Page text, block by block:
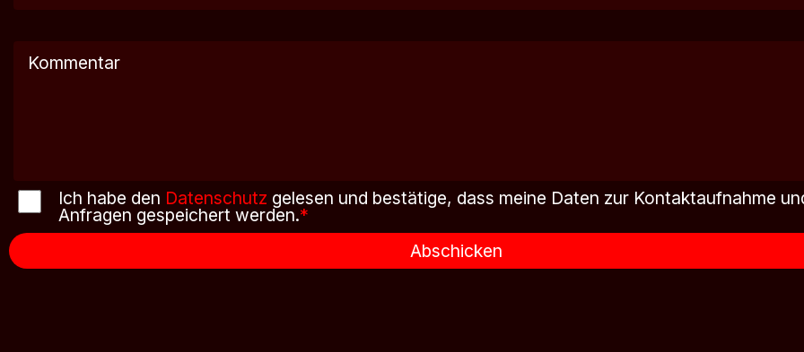
Ich habe den Datenschutz gelesen und bestätige, dass meine Daten zur Kontaktaufnahme
Anfragen gespeichert werden.*
Abschicken